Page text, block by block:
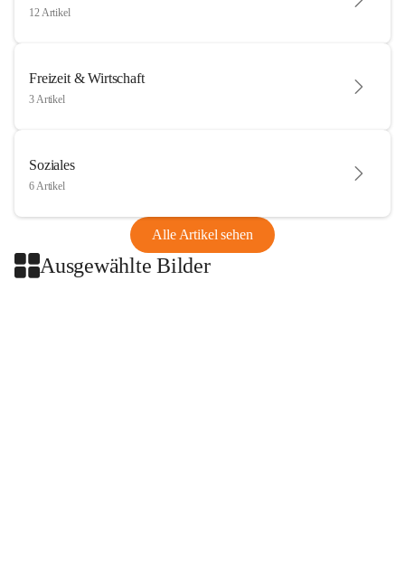
12 Artikel
Freizeit & Wirtschaft
3 Artikel
Soziales
6 Artikel
Alle Artikel sehen
Ausgewählte Bilder